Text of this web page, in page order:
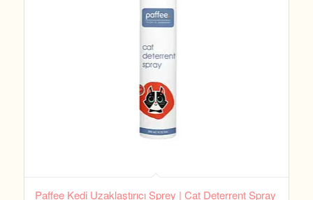
Paffee Kedi Uzaklaştırıcı Sprey | Cat Deterrent Spray